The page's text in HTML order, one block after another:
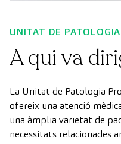
UNITAT DE
A qui va
La Unitat de Patologia
ofereix una atenció
una àmplia varietat de
necessitats relacionades